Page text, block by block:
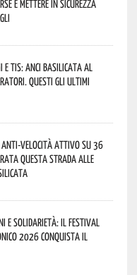
e mettere in sicurezza
e TIS: ANCI Basilicata al
Questi gli ultimi
anti-velocità attivo su 36
questa strada alle
e solidarietà: il Festival
2026 conquista il